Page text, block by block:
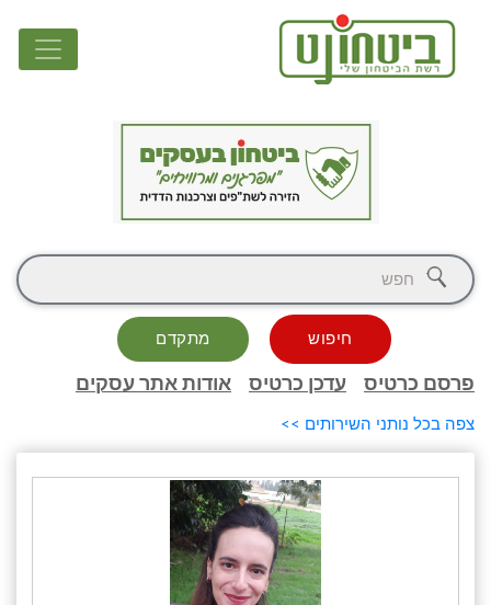
חיפוש מתקדם
פרסם כרטיס עדכן כרטיס אודות אתר עסקים
צפה בכל נותני השירותים >>